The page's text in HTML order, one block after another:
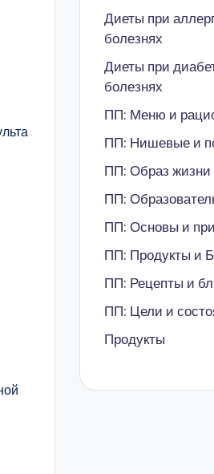
Диеты при
болезнях
Диеты при
болезнях
ПП: Меню и
ПП: Нишевые и
ПП: Образ жизни
ПП:
ПП: Основы и
ПП: Продукты и
ПП: Рецепты и
ПП: Цели и
Продукты